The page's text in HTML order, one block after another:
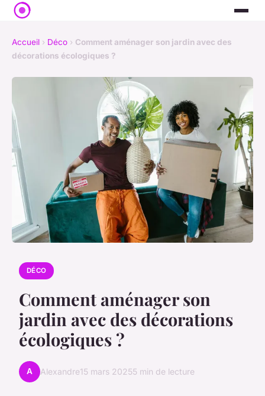
Accueil › Déco › Comment aménager son jardin avec des
décorations écologiques ?
DÉCO
Comment aménager son
jardin avec des décorations
écologiques ?
A Alexandre15 mars 20255 min de lecture